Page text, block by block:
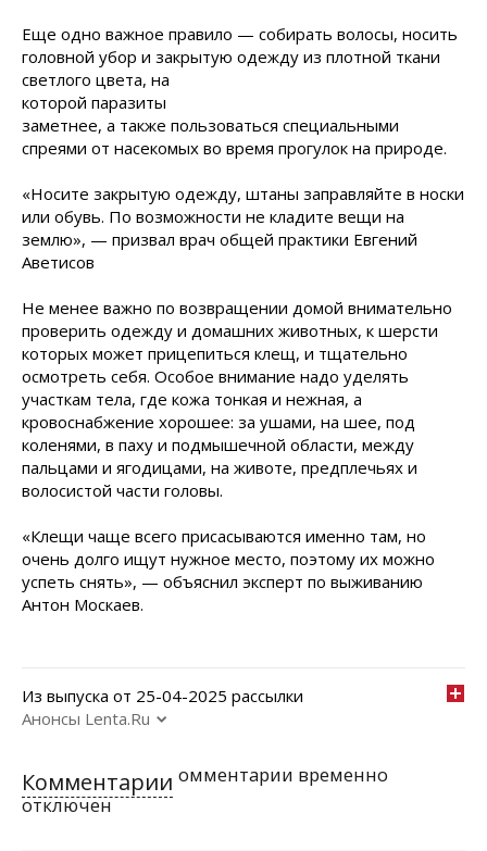
Еще одно важное правило — собирать волосы, носить
головной убор и закрытую одежду из плотной ткани
светлого цвета, на
которой паразиты
заметнее, а также пользоваться специальными
спреями от насекомых во время прогулок на природе.
«Носите закрытую одежду, штаны заправляйте в носки
или обувь. По возможности не кладите вещи на
землю», — призвал врач общей практики Евгений
Аветисов
Не менее важно по возвращении домой внимательно
проверить одежду и домашних животных, к шерсти
которых может прицепиться клещ, и тщательно
осмотреть себя. Особое внимание надо уделять
участкам тела, где кожа тонкая и нежная, а
кровоснабжение хорошее: за ушами, на шее, под
коленями, в паху и подмышечной области, между
пальцами и ягодицами, на животе, предплечьях и
волосистой части головы.
«Клещи чаще всего присасываются именно там, но
очень долго ищут нужное место, поэтому их можно
успеть снять», — объяснил эксперт по выживанию
Антон Москаев.
Из выпуска от 25-04-2025 рассылки
Анонсы Lenta.Ru
Комментарии омментарии временно
отключен